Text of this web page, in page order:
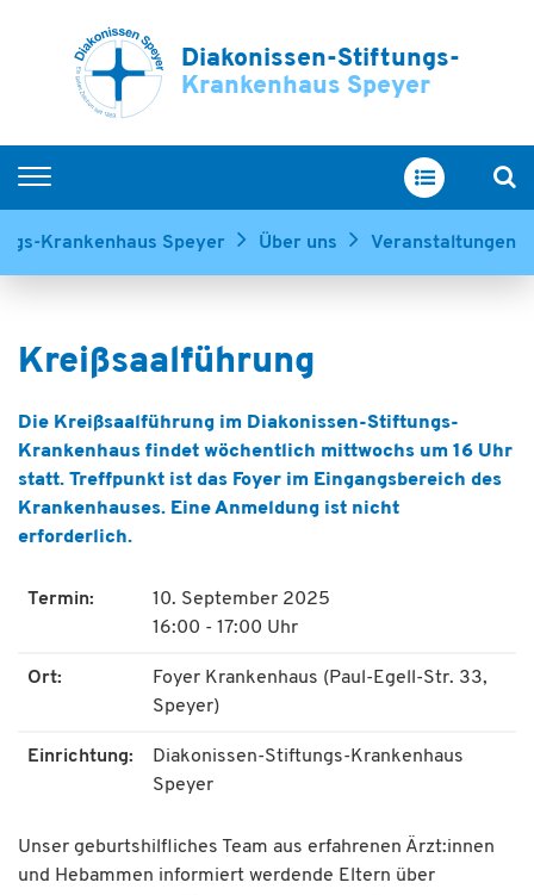
Diakonissen-Stiftungs-
Krankenhaus Speyer
Home
Ihr Aufenthalt
Ausbildung & Karriere
Krankenhaus Speyer Über uns Veranstaltungen
Die Kreißsaalführung im Diakonissen-Stiftungs-
Krankenhaus findet wöchentlich mittwochs um 16 Uhr
statt. Treffpunkt ist das Foyer im Eingangsbereich des
Krankenhauses. Eine Anmeldung ist nicht
erforderlich.
Termin:
10. September 2025
16:00 - 17:00 Uhr
Ort:
Foyer Krankenhaus (Paul-Egell-Str. 33,
Speyer)
Einrichtung:
Diakonissen-Stiftungs-Krankenhaus
Speyer
Unser geburtshilfliches Team aus erfahrenen Ärzt:innen
und Hebammen informiert werdende Eltern über